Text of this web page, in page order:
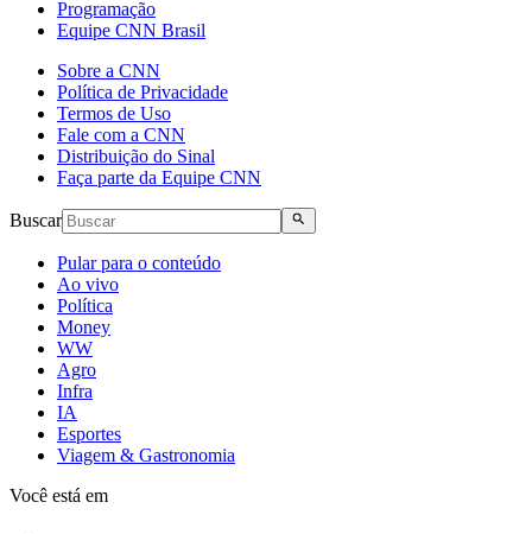
Programação
Equipe CNN Brasil
Sobre a CNN
Política de Privacidade
Termos de Uso
Fale com a CNN
Distribuição do Sinal
Faça parte da Equipe CNN
Buscar
Pular para o conteúdo
Ao vivo
Política
Money
WW
Agro
Infra
IA
Esportes
Viagem & Gastronomia
Você está em